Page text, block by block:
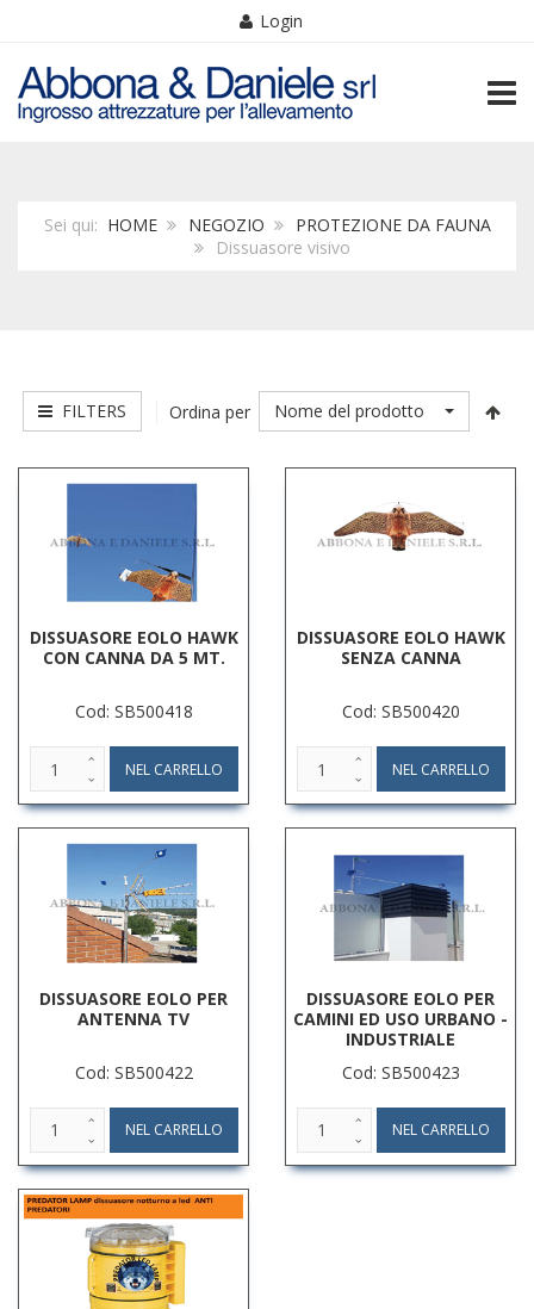
Login
Sei qui: HOME NEGOZIO
PROTEZIONE DA FAUNA
Dissuasore visivo
FILTERS Ordina per Nome del prodotto
DISSUASORE EOLO HAWK
CON CANNA DA 5 MT.
Cod: SB500418
DISSUASORE EOLO HAWK
SENZA CANNA
Cod: SB500420
DISSUASORE EOLO PER
ANTENNA TV
Cod: SB500422
DISSUASORE EOLO PER
CAMINI ED USO URBANO -
INDUSTRIALE
Cod: SB500423